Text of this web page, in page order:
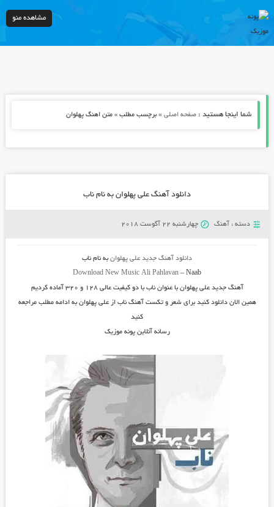
مشاهده منو
شما اینجا هستید : صفحه اصلی» برچسب مطلب » متن اهنگ پهلوان
دانلود آهنگ علی پهلوان به نام ناب
دسته : آهنگ چهارشنبه 22 آگوست 2018
دانلود آهنگ جدید علی پهلوانبه نام ناب
Download New Music Ali Pahlavan –Naab
آهنگ جدیدعلی پهلوان با عنوانناب با دو کیفیت عالی ۱۲۸ و ۳۲۰ آماده کردیم
همین الان دانلود کنید برای شعر و تکست آهنگ ناب از علی پهلوان به ادامه مطلب مراجعه
کنید
رسانه آنلاین پونه موزیک